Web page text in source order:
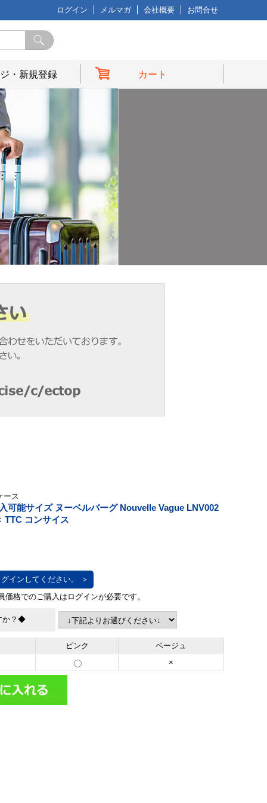
ログイン メルマガ 会社概要 お問合せ
・新規登録 カート
ース
可能サイズ ヌーベルバーグ Nouvelle Vague LNV002
TTC コンサイス
インしてください。 ＞
か？◆
ピンク
ベージュ
×